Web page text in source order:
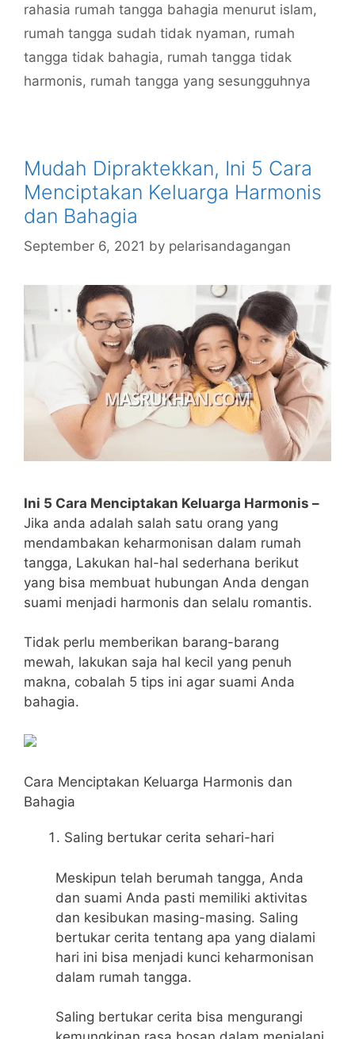
rahasia rumah tangga bahagia menurut islam,
rumah tangga sudah tidak nyaman, rumah
tangga tidak bahagia, rumah tangga tidak
harmonis, rumah tangga yang sesungguhnya
Mudah Dipraktekkan, Ini 5 Cara
Menciptakan Keluarga Harmonis
dan Bahagia
September 6, 2021 by pelarisandagangan
Ini 5 Cara Menciptakan Keluarga Harmonis –
Jika anda adalah salah satu orang yang
mendambakan keharmonisan dalam rumah
tangga, Lakukan hal-hal sederhana berikut
yang bisa membuat hubungan Anda dengan
suami menjadi harmonis dan selalu romantis.
Tidak perlu memberikan barang-barang
mewah, lakukan saja hal kecil yang penuh
makna, cobalah 5 tips ini agar suami Anda
bahagia.
Cara Menciptakan Keluarga Harmonis dan
Bahagia
Saling bertukar cerita sehari-hari
Meskipun telah berumah tangga, Anda
dan suami Anda pasti memiliki aktivitas
dan kesibukan masing-masing. Saling
bertukar cerita tentang apa yang dialami
hari ini bisa menjadi kunci keharmonisan
dalam rumah tangga.
Saling bertukar cerita bisa mengurangi